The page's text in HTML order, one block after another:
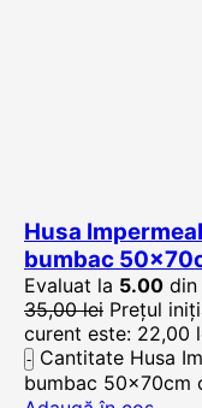
Husa
bumbac
Evaluat la 5.00 din
35,00lei Prețul
curent este: 22,00
Cantitate Husa
bumbac 50x70cm